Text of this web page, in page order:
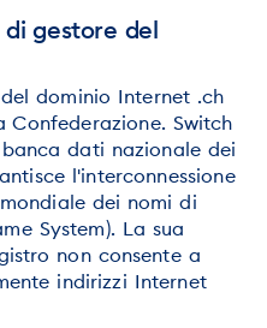
gestore del
dominio Internet .ch
Switch
dati nazionale dei
l'interconnessione
dei nomi di
System). La sua
non consente a
indirizzi Internet